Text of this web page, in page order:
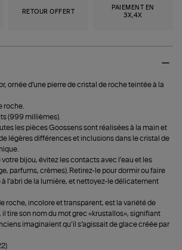
RETOUR OFFERT
PAIEMENT EN
3X,4X
ornée d'une pierre de cristal de roche teintée à la
roche.
(999 millièmes).
les pièces Goossens sont réalisées à la main et
légères différences et inclusions dans le cristal de
votre bijou, évitez les contacts avec l’eau et les
parfums, crèmes). Retirez-le pour dormir ou faire
à l'abri de la lumière, et nettoyez-le délicatement
roche, incolore et transparent, est la variété de
il tire son nom du mot grec «krustallos», signifiant
imaginaient qu’il s’agissait de glace créée par